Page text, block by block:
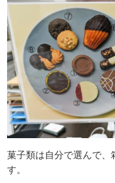
菓子類は自分で選んで、
す。